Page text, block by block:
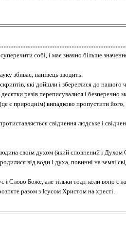
собі, і має значно більше
збиває, нанівець зводить.
які дойшли і збереглися до нашого
разів переписувалися і безперечно
є природнім) випадково пропустити
свідчення людське і
своїм духом (який сповнений і
від води і духа, повинні на землі
і Слово Боже, але тільки тоді, коли воно
разом з Ісусом Христом на хресті.